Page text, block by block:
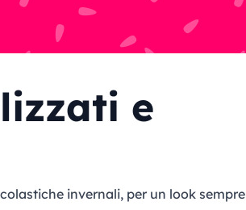
e
invernali, per un look sempre